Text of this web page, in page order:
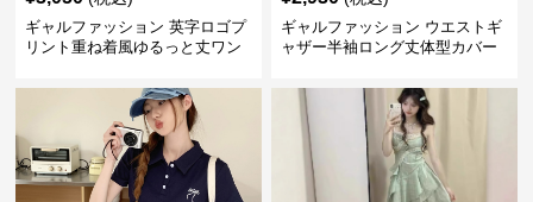
ギャルファッション 英字ロゴプ
リント重ね着風ゆるっと丈ワン
ギャルファッション ウエストギ
ャザー半袖ロング丈体型カバー